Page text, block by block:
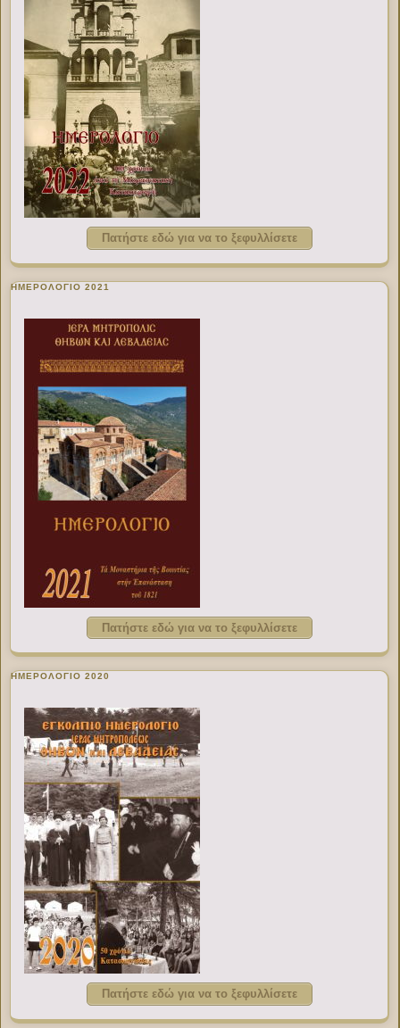
Πατήστε εδώ για να το ξεφυλλίσετε
ΗΜΕΡΟΛΟΓΙΟ 2021
Πατήστε εδώ για να το ξεφυλλίσετε
ΗΜΕΡΟΛΟΓΙΟ 2020
Πατήστε εδώ για να το ξεφυλλίσετε